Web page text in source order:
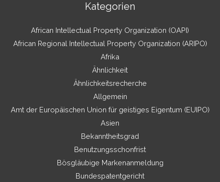
Kategorien
African Intellectual Property Organization (OAPI)
African Regional Intellectual Property Organization (ARIPO)
Afrika
Ähnlichkeit
Ähnlichkeitsrecherche
Allgemein
Amt der Europäischen Union für geistiges Eigentum (EUIPO)
Asien
Bekanntheitsgrad
Benutzungsschonfrist
Bösgläubige Markenanmeldung
Bundespatentgericht